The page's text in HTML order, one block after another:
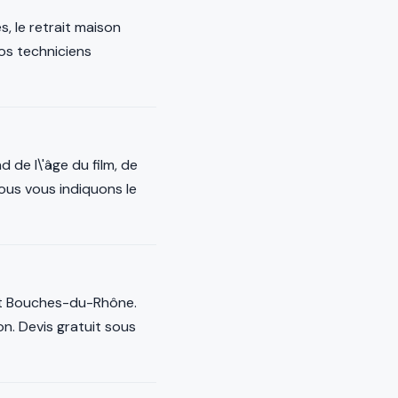
le retrait maison
techniciens
de l\'âge du film, de
vous indiquons le
du-Rhône.
Devis gratuit sous